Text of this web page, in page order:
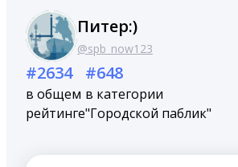
Питер:)
@spb_now123
#2634
в общем
рейтинге
#648
в категории
"Городской паблик"